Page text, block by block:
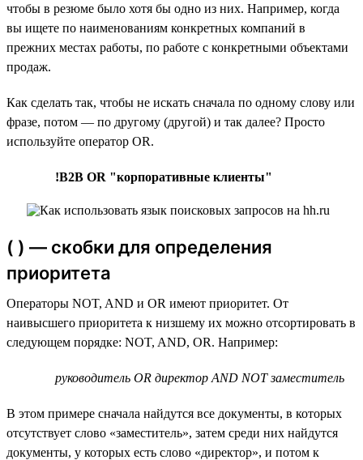
чтобы в резюме было хотя бы одно из них. Например, когда
вы ищете по наименованиям конкретных компаний в
прежних местах работы, по работе с конкретными объектами
продаж.
Как сделать так, чтобы не искать сначала по одному слову или
фразе, потом — по другому (другой) и так далее? Просто
используйте оператор OR.
!B2B OR "корпоративные клиенты"
( ) — скобки для определения
приоритета
Операторы NOT, AND и OR имеют приоритет. От
наивысшего приоритета к низшему их можно отсортировать в
следующем порядке: NOT, AND, OR. Например:
руководитель OR директор AND NOT заместитель
В этом примере сначала найдутся все документы, в которых
отсутствует слово «заместитель», затем среди них найдутся
документы, у которых есть слово «директор», и потом к